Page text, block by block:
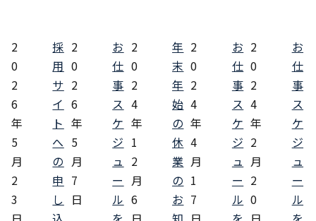
2
0
2
6
年
5
月
2
3
採
用
サ
イ
ト
へ
の
申
し
2
0
2
6
年
5
月
7
日
お
仕
事
ス
ケ
ジ
ュ
ー
ル
2
0
2
4
年
1
2
月
6
年
末
年
始
の
休
業
の
お
2
0
2
4
年
4
月
1
7
お
仕
事
ス
ケ
ジ
ュ
ー
ル
2
0
2
4
年
2
月
2
0
お
仕
事
ス
ケ
ジ
ュ
ー
ル